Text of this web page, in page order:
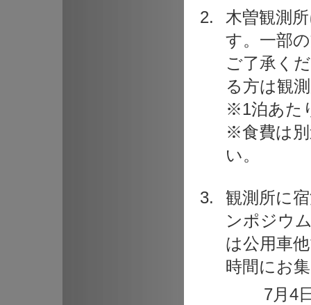
木曽観測
す。一部
ご了承く
る方は観
※1泊あた
※食費は
い。
観測所に
ンポジウ
は公用車
時間にお
7月4